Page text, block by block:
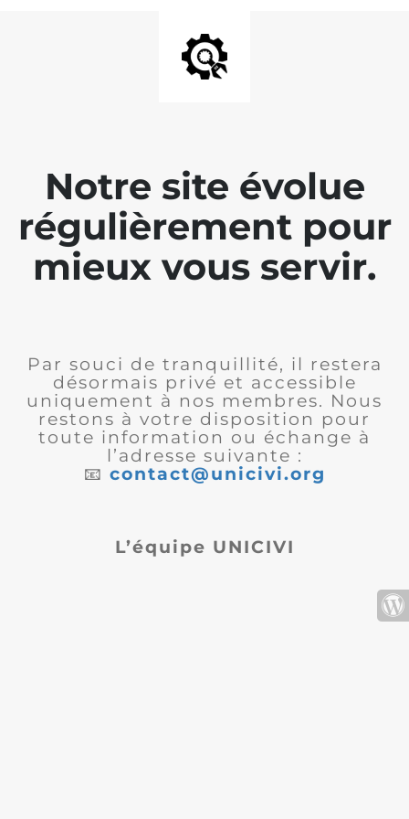
Notre site évolue
régulièrement pour
mieux vous servir.
Par souci de tranquillité, il restera
désormais privé et accessible
uniquement à nos membres. Nous
restons à votre disposition pour
toute information ou échange à
l’adresse suivante :
📧 contact@unicivi.org
L’équipe UNICIVI